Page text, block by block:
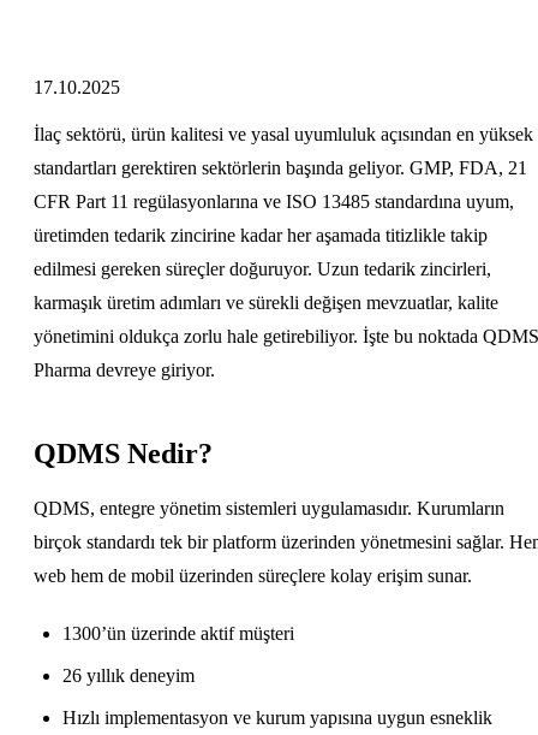
17.10.2025
İlaç sektörü, ürün kalitesi ve yasal uyumluluk açısından en yüksek
standartları gerektiren sektörlerin başında geliyor. GMP, FDA, 21
CFR Part 11 regülasyonlarına ve ISO 13485 standardına uyum,
üretimden tedarik zincirine kadar her aşamada titizlikle takip
edilmesi gereken süreçler doğuruyor. Uzun tedarik zincirleri,
karmaşık üretim adımları ve sürekli değişen mevzuatlar, kalite
yönetimini oldukça zorlu hale getirebiliyor. İşte bu noktada QDMS
Pharma devreye giriyor.
QDMS Nedir?
QDMS, entegre yönetim sistemleri uygulamasıdır. Kurumların
birçok standardı tek bir platform üzerinden yönetmesini sağlar.
web hem de mobil üzerinden süreçlere kolay erişim sunar.
1300’ün üzerinde aktif müşteri
26 yıllık deneyim
Hızlı implementasyon ve kurum yapısına uygun esneklik